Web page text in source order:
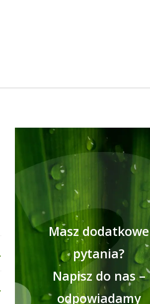
Masz dodatkowe
pytania?
Napisz do nas –
odpowiadamy